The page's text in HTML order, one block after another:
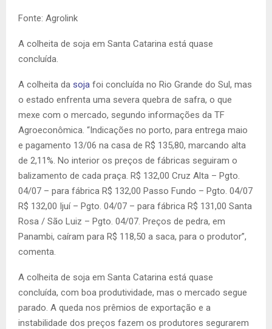
Fonte: Agrolink
A colheita de soja em Santa Catarina está quase
concluída.
A colheita da soja foi concluída no Rio Grande do Sul, mas
o estado enfrenta uma severa quebra de safra, o que
mexe com o mercado, segundo informações da TF
Agroeconômica. “Indicações no porto, para entrega maio
e pagamento 13/06 na casa de R$ 135,80, marcando alta
de 2,11%. No interior os preços de fábricas seguiram o
balizamento de cada praça. R$ 132,00 Cruz Alta – Pgto.
04/07 – para fábrica R$ 132,00 Passo Fundo – Pgto. 04/07
R$ 132,00 Ijuí – Pgto. 04/07 – para fábrica R$ 131,00 Santa
Rosa / São Luiz – Pgto. 04/07. Preços de pedra, em
Panambi, caíram para R$ 118,50 a saca, para o produtor”,
comenta.
A colheita de soja em Santa Catarina está quase
concluída, com boa produtividade, mas o mercado segue
parado. A queda nos prêmios de exportação e a
instabilidade dos preços fazem os produtores segurarem